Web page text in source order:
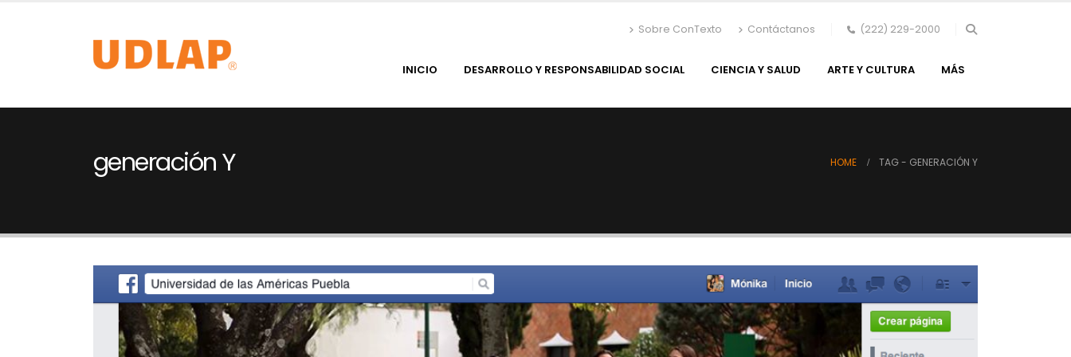
Sobre ConTexto Contáctanos (222) 229-2000
INICIO DESARROLLO Y RESPONSABILIDAD SOCIAL CIENCIA Y SALUD ARTE Y CULTURA MÁS
generación Y HOME TAG - GENERACIÓN Y